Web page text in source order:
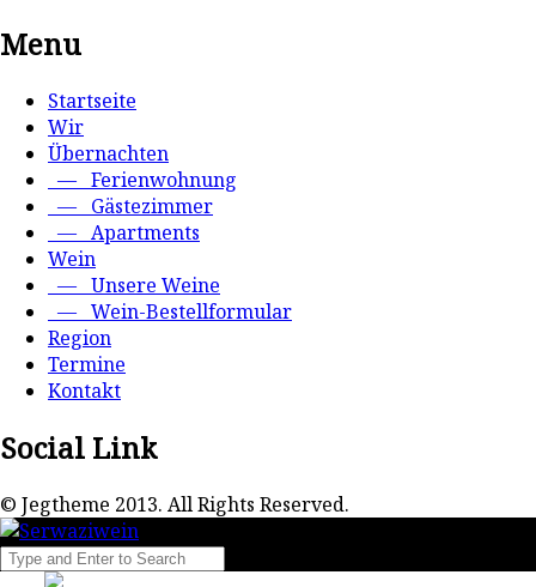
Menu
Startseite
Wir
Übernachten
— Ferienwohnung
— Gästezimmer
— Apartments
Wein
— Unsere Weine
— Wein-Bestellformular
Region
Termine
Kontakt
Social Link
© Jegtheme 2013. All Rights Reserved.